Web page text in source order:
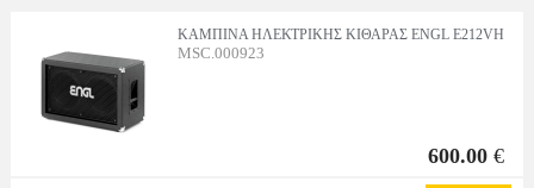
ΚΑΜΠΙΝΑ ΗΛΕΚΤΡΙΚΗΣ ΚΙΘΑΡΑΣ ENGL E212VH
MSC.000923
600.00€